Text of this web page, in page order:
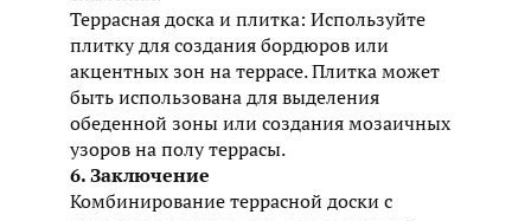
Террасная доска и плитка: Используйте
плитку для создания бордюров или
акцентных зон на террасе. Плитка может
быть использована для выделения
обеденной зоны или создания мозаичных
узоров на полу террасы.
6. Заключение
Комбинирование террасной доски с